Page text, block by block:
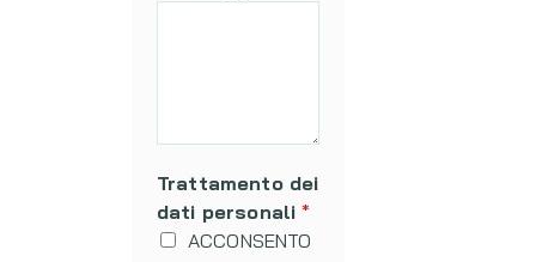
Trattamento dei
dati personali*
ACCONSENTO